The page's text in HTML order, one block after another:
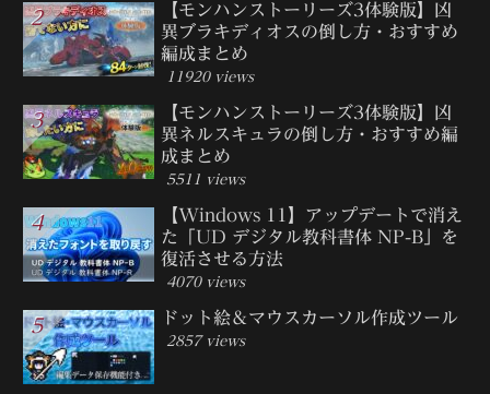
【モンハンストーリーズ3体験版】凶
異ブラキディオスの倒し方・おすすめ
編成まとめ
11920 views
【モンハンストーリーズ3体験版】凶
異ネルスキュラの倒し方・おすすめ編
成まとめ
5511 views
【Windows 11】アップデートで消え
た「UD デジタル教科書体 NP-B」を
復活させる方法
4070 views
ドット絵＆マウスカーソル作成ツール
2857 views